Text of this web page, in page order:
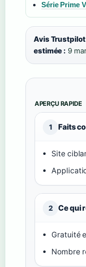
Série Prime
Avis Trustpilot
estimée : 9
APERÇU RAPIDE
1 Faits
Site
2 Ce qui
Gratuité
Nombre